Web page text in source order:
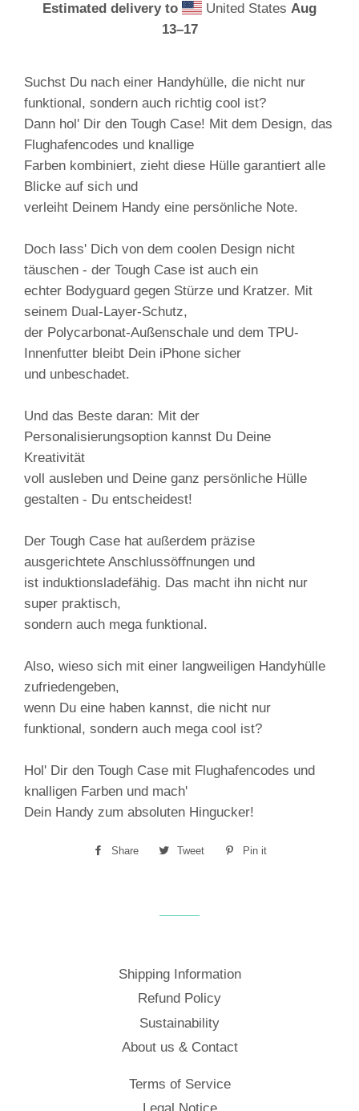
Estimated delivery to United StatesAug
13⁠–17
Suchst Du nach einer Handyhülle, die nicht nur
funktional, sondern auch richtig cool ist?
Dann hol' Dir den Tough Case! Mit dem Design, das
Flughafencodes und knallige
Farben kombiniert, zieht diese Hülle garantiert alle
Blicke auf sich und
verleiht Deinem Handy eine persönliche Note.
Doch lass' Dich von dem coolen Design nicht
täuschen - der Tough Case ist auch ein
echter Bodyguard gegen Stürze und Kratzer. Mit
seinem Dual-Layer-Schutz,
der Polycarbonat-Außenschale und dem TPU-
Innenfutter bleibt Dein iPhone sicher
und unbeschadet.
Und das Beste daran: Mit der
Personalisierungsoption kannst Du Deine
Kreativität
voll ausleben und Deine ganz persönliche Hülle
gestalten - Du entscheidest!
Der Tough Case hat außerdem präzise
ausgerichtete Anschlussöffnungen und
ist induktionsladefähig. Das macht ihn nicht nur
super praktisch,
sondern auch mega funktional.
Also, wieso sich mit einer langweiligen Handyhülle
zufriedengeben,
wenn Du eine haben kannst, die nicht nur
funktional, sondern auch mega cool ist?
Hol' Dir den Tough Case mit Flughafencodes und
knalligen Farben und mach'
Dein Handy zum absoluten Hingucker!
Share
Share
Tweet
Tweet
Pin it
Shipping Information
Refund Policy
Sustainability
About us & Contact
Terms of Service